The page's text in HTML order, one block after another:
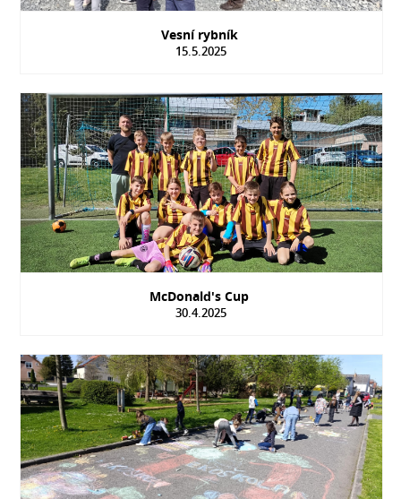
Vesní rybník
15.5.2025
McDonald's Cup
30.4.2025